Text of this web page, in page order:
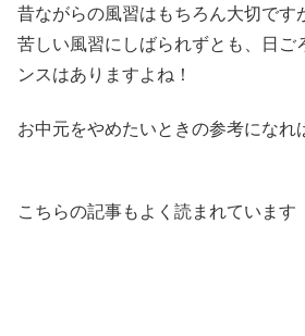
昔ながらの風習はもちろん大切です
苦しい風習にしばられずとも、日ご
ンスはありますよね！
お中元をやめたいときの参考になれ
こちらの記事もよく読まれています